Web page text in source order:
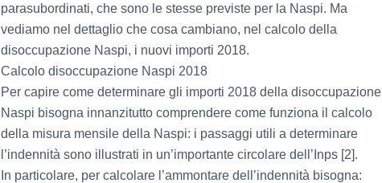
parasubordinati, che sono le stesse previste per la Naspi. Ma
vediamo nel dettaglio che cosa cambiano, nel calcolo della
disoccupazione Naspi, i nuovi importi 2018.
Calcolo disoccupazione Naspi 2018
Per capire come determinare gli importi 2018 della disoccupazione
Naspi bisogna innanzitutto comprendere come funziona il calcolo
della misura mensile della Naspi: i passaggi utili a determinare
l’indennità sono illustrati in un’importante circolare dell’Inps [2].
In particolare, per calcolare l’ammontare dell’indennità bisogna: